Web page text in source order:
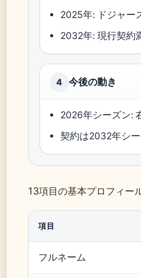
2025年: ドジャー
2032年: 現行契約
4 今後の動き
2026年シーズン:
契約は2032年シ
13項目の基本プロフィー
項目
フルネーム